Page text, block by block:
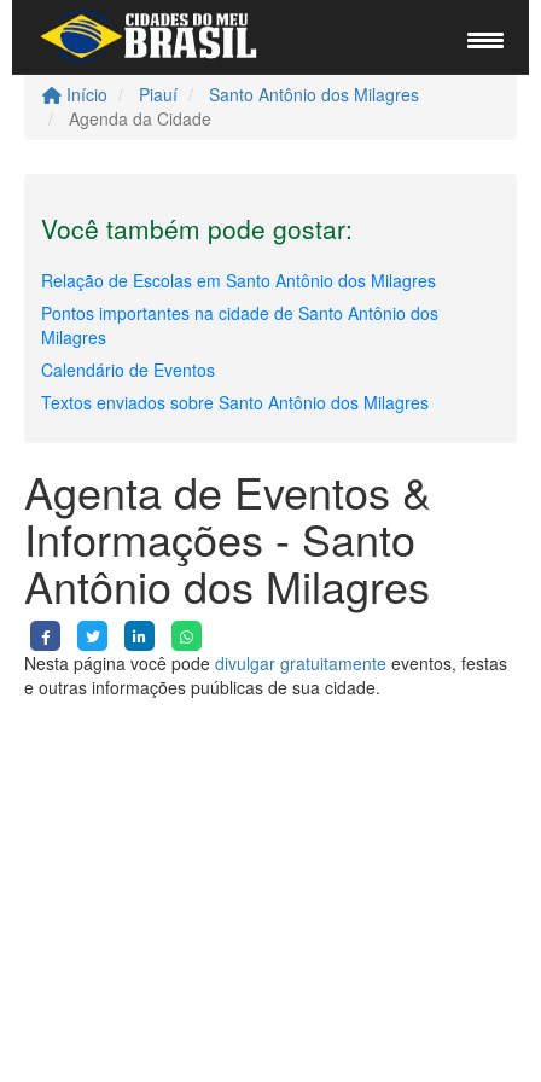
Início Piauí
Santo Antônio dos Milagres
Agenda da Cidade
Você também pode gostar:
Relação de Escolas em Santo Antônio dos Milagres
Pontos importantes na cidade de Santo Antônio dos
Milagres
Calendário de Eventos
Textos enviados sobre Santo Antônio dos Milagres
Agenta de Eventos &
Informações - Santo
Antônio dos Milagres
Nesta página você pode divulgar gratuitamente eventos, festas
e outras informações puúblicas de sua cidade.